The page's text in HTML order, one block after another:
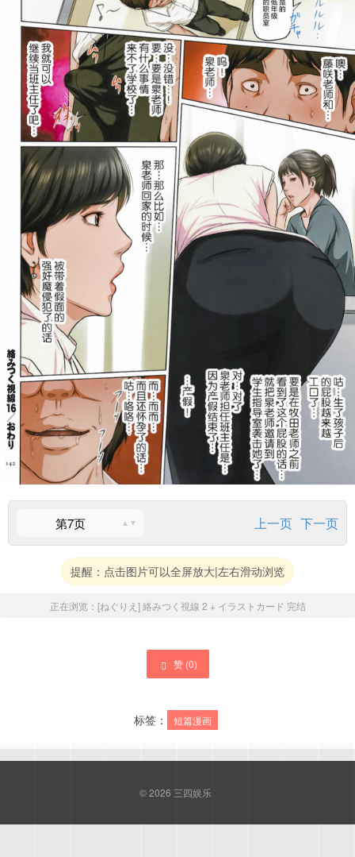
第7页 上一页 下一页
提醒：点击图片可以全屏放大|左右滑动浏览
正在浏览： [ねぐりえ] 絡みつく視線 2 + イラストカード 完结
赞 (0)
标签： 短篇漫画
© 2026 三四娱乐